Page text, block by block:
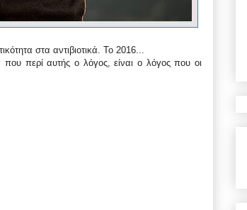
στα αντιβιοτικά. Το 2016...
περί αυτής ο λόγος, είναι ο λόγος που οι